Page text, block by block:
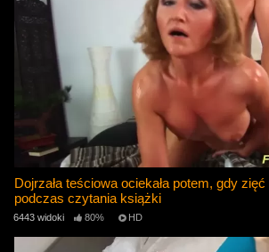
Dojrzała teściowa ociekała potem, gdy
podczas czytania książki
6443 widoki 80% HD